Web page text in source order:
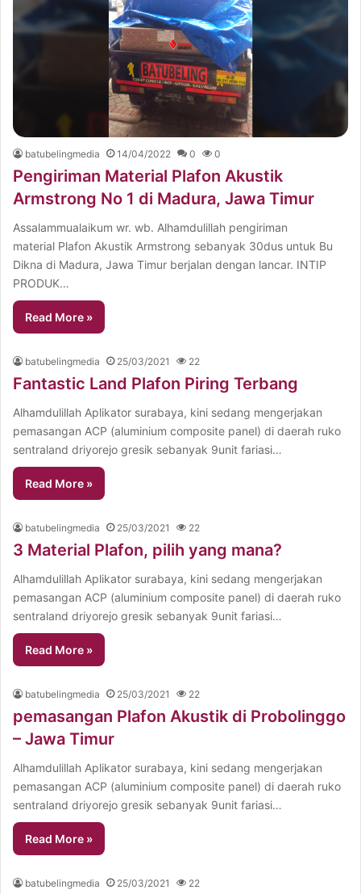
batubelingmedia 14/04/2022 0 0
Pengiriman Material Plafon Akustik
Armstrong No 1 di Madura, Jawa Timur
Assalammualaikum wr. wb. Alhamdulillah pengiriman
material Plafon Akustik Armstrong sebanyak 30dus untuk Bu
Dikna di Madura, Jawa Timur berjalan dengan lancar. INTIP
PRODUK…
Read More »
batubelingmedia 25/03/2021 22
Fantastic Land Plafon Piring Terbang
Alhamdulillah Aplikator surabaya, kini sedang mengerjakan
pemasangan ACP (aluminium composite panel) di daerah ruko
sentraland driyorejo gresik sebanyak 9unit fariasi…
Read More »
batubelingmedia 25/03/2021 22
3 Material Plafon, pilih yang mana?
Alhamdulillah Aplikator surabaya, kini sedang mengerjakan
pemasangan ACP (aluminium composite panel) di daerah ruko
sentraland driyorejo gresik sebanyak 9unit fariasi…
Read More »
batubelingmedia 25/03/2021 22
pemasangan Plafon Akustik di Probolinggo
– Jawa Timur
Alhamdulillah Aplikator surabaya, kini sedang mengerjakan
pemasangan ACP (aluminium composite panel) di daerah ruko
sentraland driyorejo gresik sebanyak 9unit fariasi…
Read More »
batubelingmedia 25/03/2021 22